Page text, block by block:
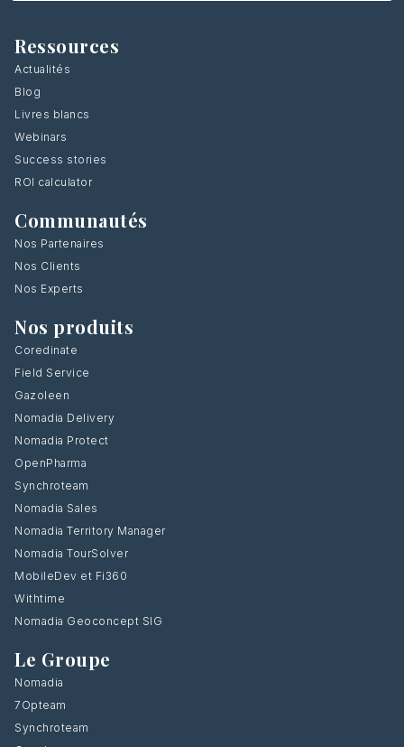
Ressources
Actualités
Blog
Livres blancs
Webinars
Success stories
ROI calculator
Communautés
Nos Partenaires
Nos Clients
Nos Experts
Nos produits
Coredinate
Field Service
Gazoleen
Nomadia Delivery
Nomadia Protect
OpenPharma
Synchroteam
Nomadia Sales
Nomadia Territory Manager
Nomadia TourSolver
MobileDev et Fi360
Withtime
Nomadia Geoconcept SIG
Le Groupe
Nomadia
7Opteam
Synchroteam